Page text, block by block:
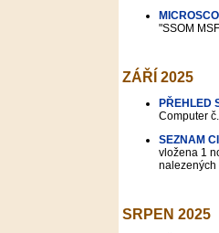
"SSOM
ZÁŘÍ 2025
PŘEHLED
Computer
SEZNAM
vložena 1
nalezených
SRPEN 2025